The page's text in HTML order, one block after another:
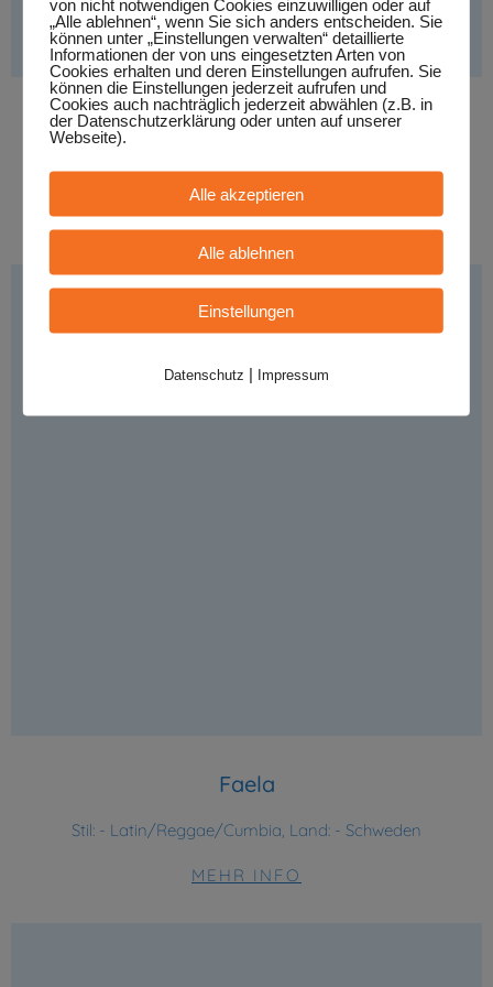
Drecksglomb
Stil:- Singer/Songwriter/Folk, Land: - Deutschland
MEHR INFO
Faela
Stil: - Latin/Reggae/Cumbia, Land: - Schweden
MEHR INFO
von nicht notwendigen Cookies einzuwilligen oder auf
„Alle ablehnen“, wenn Sie sich anders entscheiden. Sie
können unter „Einstellungen verwalten“ detaillierte
Informationen der von uns eingesetzten Arten von
Cookies erhalten und deren Einstellungen aufrufen. Sie
können die Einstellungen jederzeit aufrufen und
Cookies auch nachträglich jederzeit abwählen (z.B. in
der Datenschutzerklärung oder unten auf unserer
Webseite).
Alle akzeptieren
Alle ablehnen
Einstellungen
Datenschutz | Impressum